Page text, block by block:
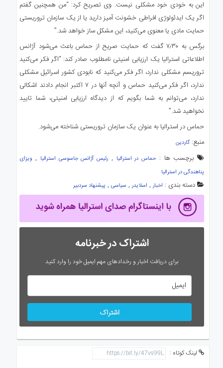
این به خودی خود مشکلی نیست. وی تصریح کرد: “من همچنین گفتم
اگر یک ایدئولوژی افراطی خشونت آمیز دارید یا از یک سازمان تروریستی
حمایت مادی یا معنوی می‌کنید، این مشکل ساز خواهد شد.”
برگس به ۷٫۳۰ گفت که حمایت صریح از حماس باعث می‌شود آژانس
اطلاعاتی استرالیا یک ارزیابی امنیتی نامطلوب صادر کند: “اگر فکر می‌کنید
تروریسم مشکلی ندارد، اگر فکر می‌کنید که نابودی کشور اسرائیل مشکلی
ندارد، اگر فکر می‌کنید حماس و آنچه آنها در ۷ اکتبر انجام دادند اشکالی
ندارد، می‌توانم به شما بگویم که از دیدگاه ارزیابی امنیتی، شما تایید
نخواهید شد.”
حماس در استرالیا به عنوان یک سازمان تروریستی شناخته می‌شود.
منبع: گاردین
برچسب ها : حماس در استرالیا , رئیس آژانس جاسوسی استرالیا , ویزای
پناهندگی در استرالیا
دسته بندی : اخبار, اسلایدر, سیاسی, پیشنهاد سردبیر
اشتراک در خبرنامه
برای دریافت اخبار و رخدادهای مهم ایمیل خود را وارد کنید
اشتراک
لینک کوتاه :